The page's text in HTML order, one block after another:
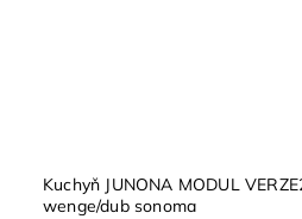
Kuchyň JUNONA MODUL
wenge/dub sonoma